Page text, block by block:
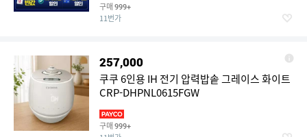
구매 999+
11번가
257,000
쿠쿠 6인용 IH 전기 압력밥솥 그레이스 화이트
CRP-DHPNL0615FGW
구매 999+